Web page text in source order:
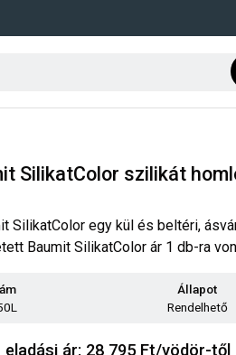
SilikatColor szilikát
SilikatColor egy kül és beltéri,
Baumit SilikatColor ár 1 db-ra
Állapot
Rendelhető
ár: 28 795Ft/vödör-től